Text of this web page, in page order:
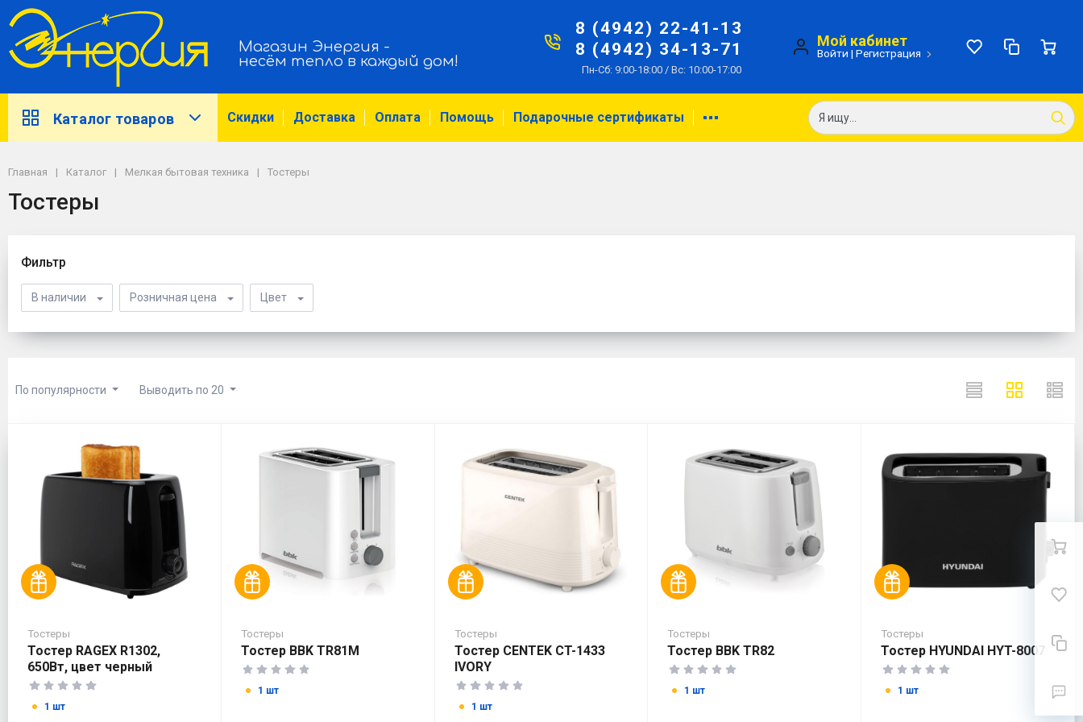
Магазин Энергия -
несём тепло в каждый дом!
8 (4942) 22-41-13
8 (4942) 34-13-71
Пн-Сб: 9:00-18:00 / Вс: 10:00-17:00
Мой кабинет
Войти |Регистрация
Каталог товаров Скидки Доставка Оплата Помощь Подарочные сертификаты
Главная Каталог Мелкая бытовая техника Тостеры
Тостеры
Фильтр
В наличии Розничная цена Цвет
По популярности Выводить по 20
Тостеры
Тостер RAGEX R1302,
650Вт, цвет черный
1 шт
Тостеры
Тостер BBK TR81M
1 шт
Тостеры
Тостер CENTEK CT-1433
IVORY
1 шт
Тостеры
Тостер BBK TR82
1 шт
Тостеры
Тостер HYUNDAI HYT-8007
1 шт